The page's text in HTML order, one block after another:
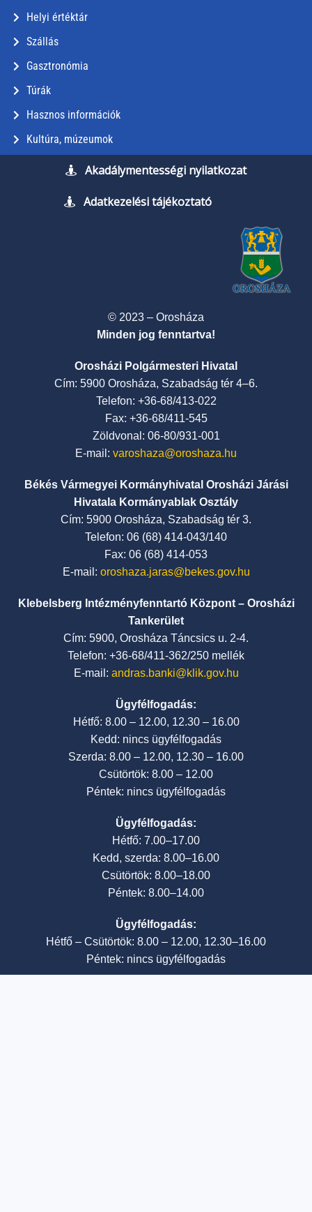
Helyi értéktár
Szállás
Gasztronómia
Túrák
Hasznos információk
Kultúra, múzeumok
Akadálymentességi nyilatkozat
Adatkezelési tájékoztató
© 2023 – Orosháza
Minden jog fenntartva!
Orosházi Polgármesteri Hivatal
Cím: 5900 Orosháza, Szabadság tér 4–6.
Telefon: +36-68/413-022
Fax: +36-68/411-545
Zöldvonal: 06-80/931-001
E-mail: varoshaza@oroshaza.hu
Békés Vármegyei Kormányhivatal Orosházi Járási
Hivatala Kormányablak Osztály
Cím: 5900 Orosháza, Szabadság tér 3.
Telefon: 06 (68) 414-043/140
Fax: 06 (68) 414-053
E-mail: oroshaza.jaras@bekes.gov.hu
Klebelsberg Intézményfenntartó Központ – Orosházi
Tankerület
Cím: 5900, Orosháza Táncsics u. 2-4.
Telefon: +36-68/411-362/250 mellék
E-mail: andras.banki@klik.gov.hu
Ügyfélfogadás:
Hétfő: 8.00 – 12.00, 12.30 – 16.00
Kedd: nincs ügyfélfogadás
Szerda: 8.00 – 12.00, 12.30 – 16.00
Csütörtök: 8.00 – 12.00
Péntek: nincs ügyfélfogadás
Ügyfélfogadás:
Hétfő: 7.00–17.00
Kedd, szerda: 8.00–16.00
Csütörtök: 8.00–18.00
Péntek: 8.00–14.00
Ügyfélfogadás:
Hétfő – Csütörtök: 8.00 – 12.00, 12.30–16.00
Péntek: nincs ügyfélfogadás